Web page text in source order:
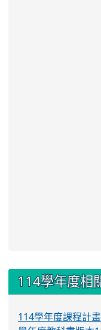
::: 114學年度相
114學年度課程計畫